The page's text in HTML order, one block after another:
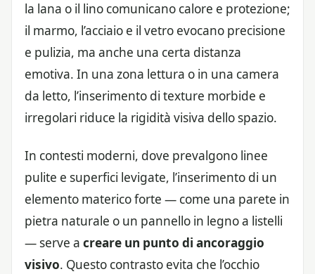
la lana o il lino comunicano calore e protezione;
il marmo, l’acciaio e il vetro evocano precisione
e pulizia, ma anche una certa distanza
emotiva. In una zona lettura o in una camera
da letto, l’inserimento di texture morbide e
irregolari riduce la rigidità visiva dello spazio.
In contesti moderni, dove prevalgono linee
pulite e superfici levigate, l’inserimento di un
elemento materico forte — come una parete in
pietra naturale o un pannello in legno a listelli
— serve a creare un punto di ancoraggio
visivo. Questo contrasto evita che l’occhio